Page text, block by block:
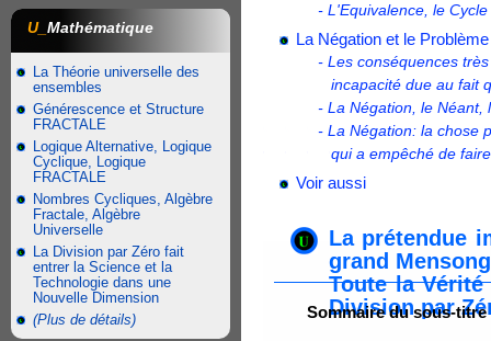
U_ Mathématique
La Théorie universelle des
ensembles
Générescence et Structure
FRACTALE
Logique Alternative, Logique
Cyclique, Logique
FRACTALE
Nombres Cycliques, Algèbre
Fractale, Algèbre
Universelle
La Division par Zéro fait
entrer la Science et la
Technologie dans une
Nouvelle Dimension
(Plus de détails)
- L'Equivalence, le
La Négation et le
- Les conséquences
incapacité due au fait
- La Négation, le Néant,
- La Négation: la chose
qui a empêché de
Voir aussi
La prétendue
grand
Toute la
Division par
Sommaire du sous-titre